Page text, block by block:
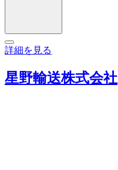
詳細を見る
星野輸送株式会社